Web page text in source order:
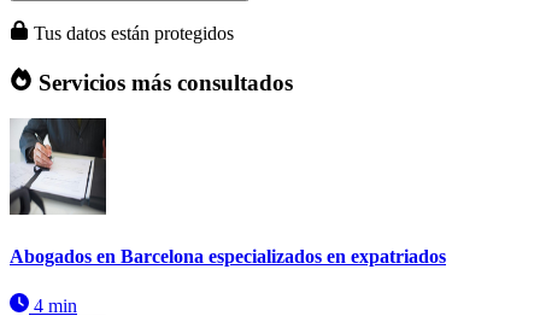
Tus datos están protegidos
Servicios más consultados
Abogados en Barcelona especializados en expatriados
4 min